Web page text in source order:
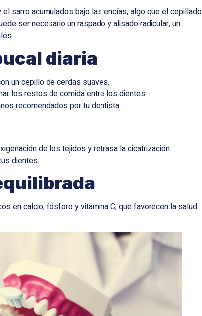
sarro acumulados bajo las encías, algo que el cepillado
ser necesario un raspado y alisado radicular, un
diaria
un cepillo de cerdas suaves.
los restos de comida entre los dientes.
recomendados por tu dentista.
de los tejidos y retrasa la cicatrización.
dientes.
en calcio, fósforo y vitamina C, que favorecen la salud